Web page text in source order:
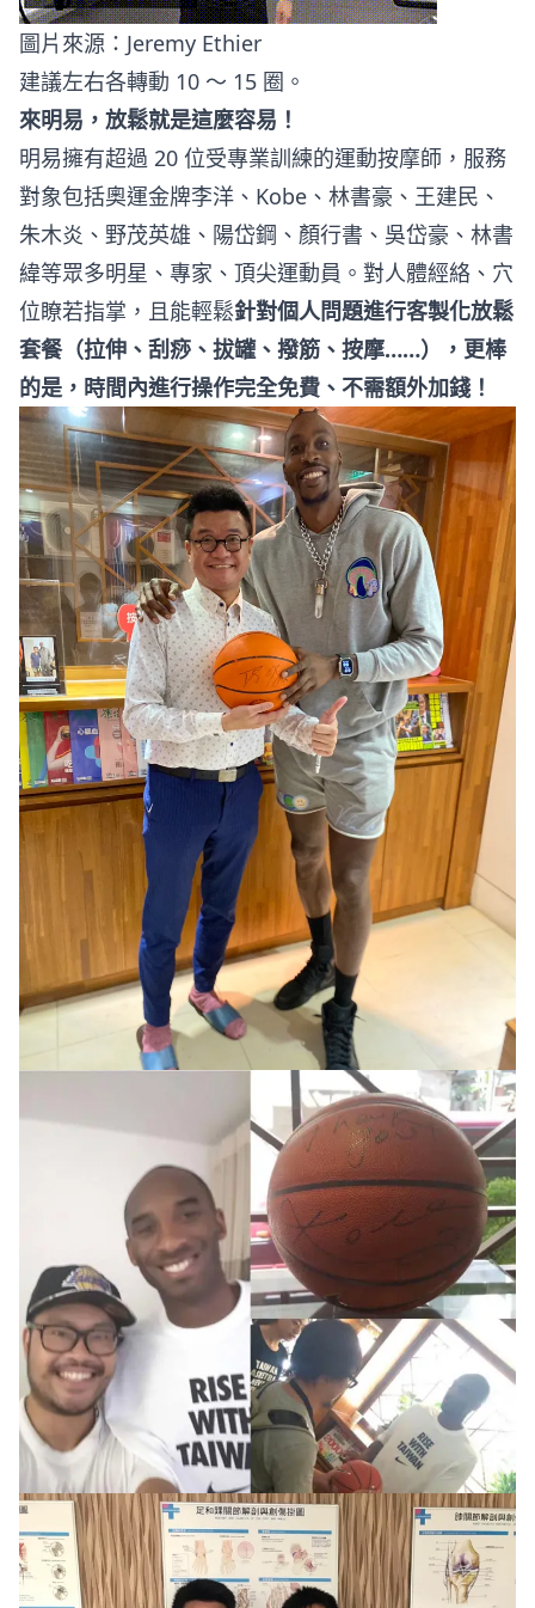
圖片來源： Jeremy Ethier
建議左右各轉動 10 ～ 15 圈。
來明易，放鬆就是這麼容易！
明易擁有超過 20 位受專業訓練的運動按摩師，服務
對象包括奧運金牌李洋、Kobe、林書豪、王建民、
朱木炎、野茂英雄、陽岱鋼、顏行書、吳岱豪、林書
緯等眾多明星、專家、頂尖運動員。對人體經絡、穴
位瞭若指掌，且能輕鬆針對個人問題進行客製化放鬆
套餐（拉伸、刮痧、拔罐、撥筋、按摩……），更棒
的是，時間內進行操作完全免費、不需額外加錢！